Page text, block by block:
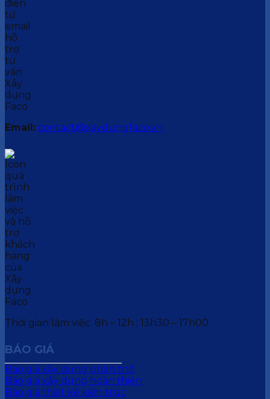
Email: contact@xaydungfaco.vn
Thời gian làm việc: 8h – 12h ; 13h30 – 17h00
BÁO GIÁ
Báo giá xây dựng phần thô
Báo giá xây dựng hoàn thiện
Báo giá thiết kế kiến trúc